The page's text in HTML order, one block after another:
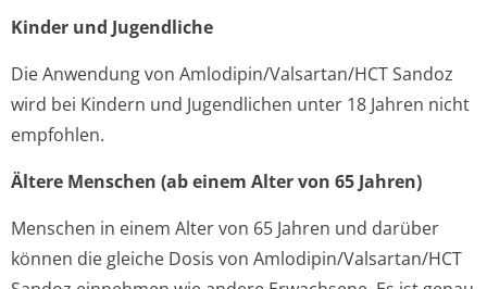
Kinder und Jugendliche
Die Anwendung von Amlodipin/Val­sartan/HCT Sandoz
wird bei Kindern und Jugendlichen unter 18 Jahren nicht
empfohlen.
Ältere Menschen (ab einem Alter von 65 Jahren)
Menschen in einem Alter von 65 Jahren und darüber
können die gleiche Dosis von Amlodipin/Val­sartan/HCT